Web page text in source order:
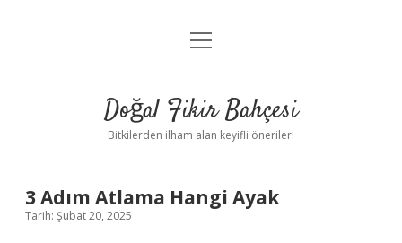
Anasayfa
Yasal Uyarı
menüyü
Doğal Fikir Bahçesi
Bitkilerden ilham alan keyifli öneriler!
3 Adım Atlama Hangi Ayak
Tarih: Şubat 20, 2025